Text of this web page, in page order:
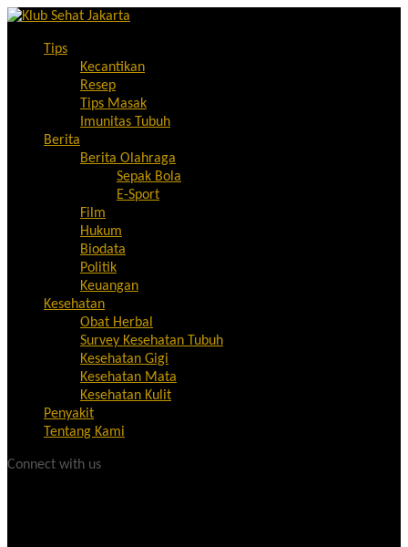
Tips
Kecantikan
Resep
Tips Masak
Imunitas Tubuh
Berita
Berita Olahraga
Sepak Bola
E-Sport
Film
Hukum
Biodata
Politik
Keuangan
Kesehatan
Obat Herbal
Survey Kesehatan Tubuh
Kesehatan Gigi
Kesehatan Mata
Kesehatan Kulit
Penyakit
Tentang Kami
Connect with us